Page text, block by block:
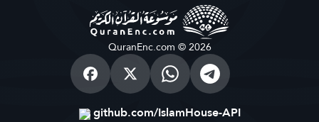
QuranEnc.com © 2026
github.com/IslamHouse-API